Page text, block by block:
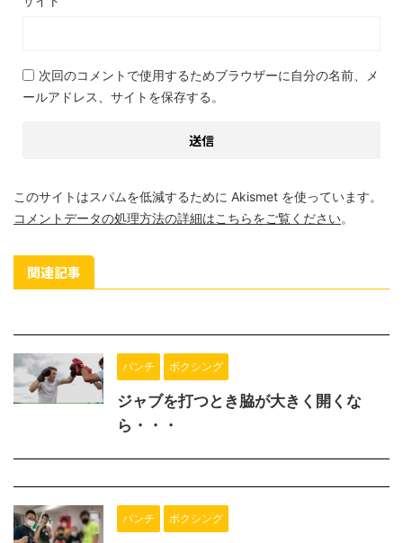
次回のコメントで使用するためブラウザーに自分の名前、メ
ールアドレス、サイトを保存する。
このサイトはスパムを低減するために Akismet を使っています。
コメントデータの処理方法の詳細はこちらをご覧ください。
関連記事
パンチ ボクシング
ジャブを打つとき脇が大きく開くな
ら・・・
パンチ ボクシング